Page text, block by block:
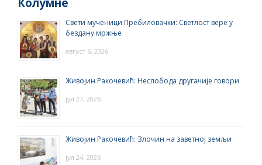
Колумне
Свети мученици Пребиловачки: Светлост вере у
бездану мржње
август 6, 2026
Живојин Ракочевић: Неслобода другачије говори
јул 27, 2026
Живојин Ракочевић: Злочин на заветној земљи
јул 24, 2026